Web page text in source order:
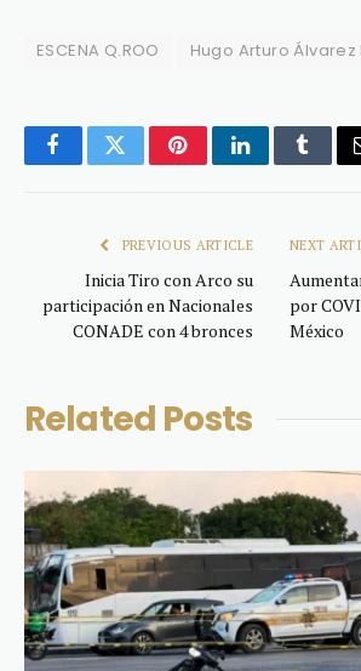
ESCENA Q.ROO Hugo Arturo Álvarez
FacebookTwitterPinterestLinkedIn
PREVIOUS ARTICLE
Inicia Tiro con Arco su
participación en Nacionales
CONADE con 4 bronces
NEXT
por
México
Related Posts